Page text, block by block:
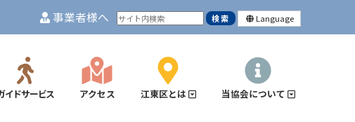
事業者様へ Language
イドサービス アクセス 江東区とは 当協会について